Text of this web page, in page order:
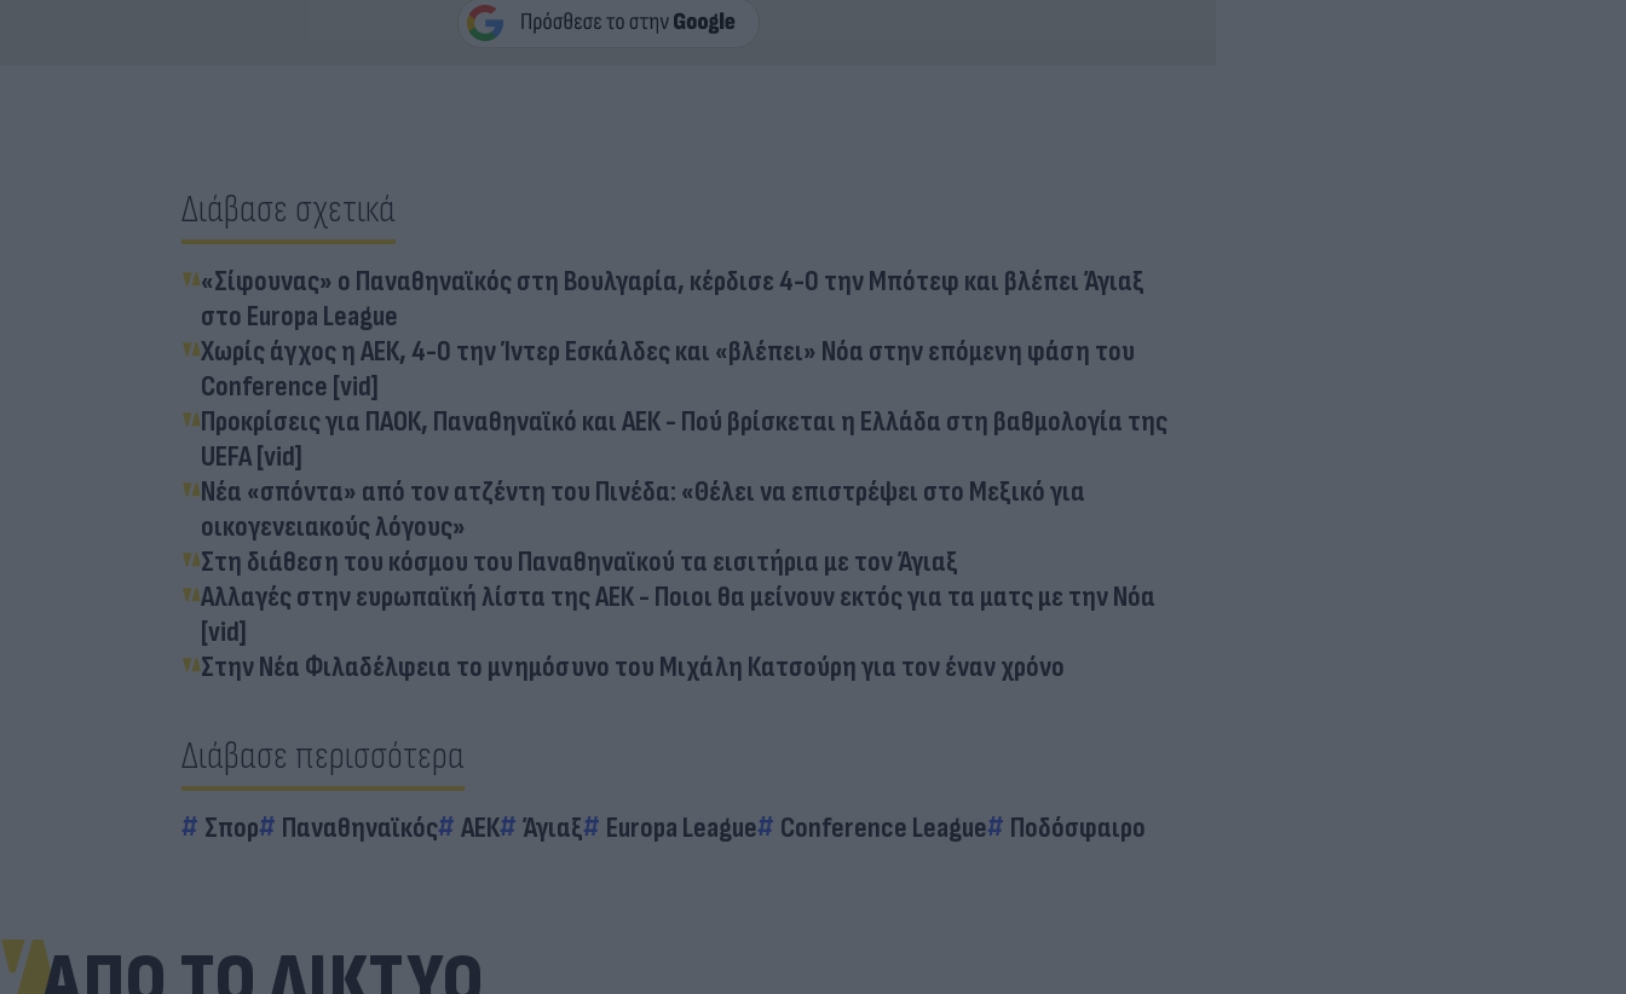
Διάβασε σχετικά
«Σίφουνας» ο Παναθηναϊκός στη Βουλγαρία, κέρδισε 4-0 την Μπότεφ και βλέπει Άγιαξ
στο Europa League
Χωρίς άγχος η ΑΕΚ, 4-0 την Ίντερ Εσκάλδες και «βλέπει» Νόα στην επόμενη φάση του
Conference [vid]
Προκρίσεις για ΠΑΟΚ, Παναθηναϊκό και ΑΕΚ - Πού βρίσκεται η Ελλάδα στη βαθμολογία της
UEFA [vid]
Νέα «σπόντα» από τον ατζέντη του Πινέδα: «Θέλει να επιστρέψει στο Μεξικό για
οικογενειακούς λόγους»
Στη διάθεση του κόσμου του Παναθηναϊκού τα εισιτήρια με τον Άγιαξ
Αλλαγές στην ευρωπαϊκή λίστα της ΑΕΚ - Ποιοι θα μείνουν εκτός για τα ματς με την Νόα
[vid]
Στην Νέα Φιλαδέλφεια το μνημόσυνο του Μιχάλη Κατσούρη για τον έναν χρόνο
Διάβασε περισσότερα
Σπορ Παναθηναϊκός ΑΕΚ Άγιαξ Europa League Conference League Ποδόσφαιρο